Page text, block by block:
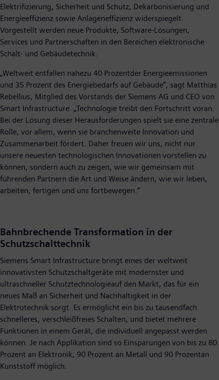
Elektrifizierung, Sicherheit und Schutz, Dekarbonisierung und
Energieeffizienz sowie Anlageneffizienz widerspiegelt.
Vorgestellt werden neue Produkte, Software-Lösungen,
Services und Partnerschaften in den Bereichen elektronische
Schalt- und Gebäudetechnik.
„Weltweit entfallen nahezu 40 Prozentder Energieemissionen
und 35 Prozent des Energiebedarfs auf Gebäude“, sagt Matthias
Rebellius, Mitglied des Vorstands der Siemens AG und CEO von
Smart Infrastructure. „Technologie treibt den Fortschritt voran.
Bei der Lösung dieser Herausforderungen spielt sie eine zentrale
Rolle, vor allem, wenn sie branchenweite Innovation und
Zusammenarbeit fördert. Daher freuen wir uns, nicht nur
unsere neuesten technologischen Innovationen vorstellen zu
können, sondern auch zu zeigen, wie wir gemeinsam mit
führenden Partnern die Art und Weise ändern, wie wir leben,
arbeiten, fertigen und uns fortbewegen.“
Bahnbrechende Transformation in der
Schutzschalttechnik
Siemens Smart Infrastructure bringt eines der weltweit
innovativsten Schutzschaltgeräte mit modernster und
ultraschneller Schutztechnologieauf den Markt, das für ein
neues Maß an Sicherheit und Nachhaltigkeit in der
Elektrotechnik sorgt. Es ermöglicht ein bis zu tausendfach
schnelleres, verschleißfreies Schalten, und bietet mehrere
Funktionen in einem Gerät, die individuell angepasst werden
können. Je nach Applikation sind so Einsparungen von bis zu 80
Prozent an Elektronik, 90 Prozent an Metall und 90 Prozentan
Kunststoff möglich.